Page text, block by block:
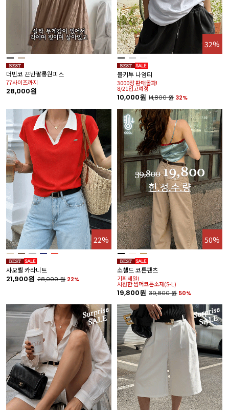
더빈코 끈반팔롱원피스
77사이즈까지
28,000원
32%
볼키투 나염티
3000장 판매돌파!
8/21입고예정
10,000원 14,800원 32%
22%
샤오벨 카라니트
21,900원 28,000원 22%
50%
소첼드 코튼팬츠
기획세일!
시원한 썸머코튼소재(S-L)
19,800원 39,800원 50%